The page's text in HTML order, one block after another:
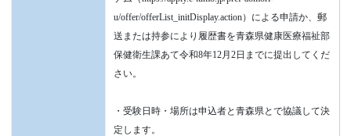
u/offer/offerList_initDisplay.action）による申請か、郵
送または持参により履歴書を青森県健康医療福祉部
保健衛生課あて令和8年12月2日までに提出してくだ
さい。
・受験日時・場所は申込者と青森県とで協議して決
定します。